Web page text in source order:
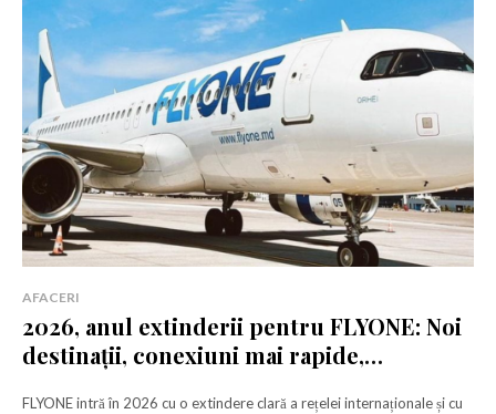
AFACERI
2026, anul extinderii pentru FLYONE: Noi
destinații, conexiuni mai rapide,
FLYONE intră în 2026 cu o extindere clară a rețelei internaționale și cu